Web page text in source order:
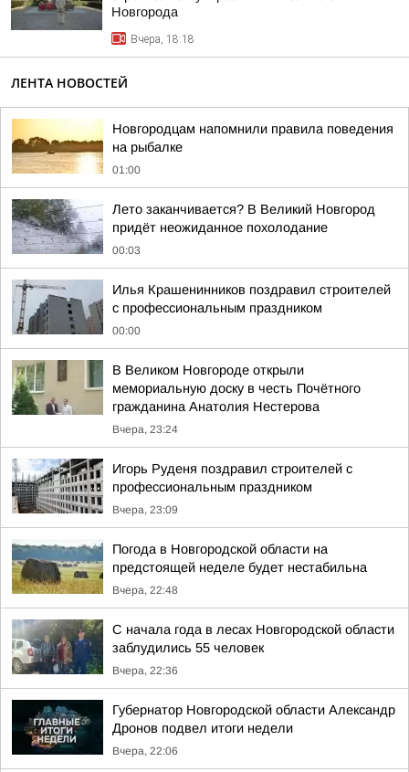
Новгорода
Вчера, 18:18
ЛЕНТА НОВОСТЕЙ
Новгородцам напомнили правила поведения
на рыбалке
01:00
Лето заканчивается? В Великий Новгород
придёт неожиданное похолодание
00:03
Илья Крашенинников поздравил строителей
с профессиональным праздником
00:00
В Великом Новгороде открыли
мемориальную доску в честь Почётного
гражданина Анатолия Нестерова
Вчера, 23:24
Игорь Руденя поздравил строителей с
профессиональным праздником
Вчера, 23:09
Погода в Новгородской области на
предстоящей неделе будет нестабильна
Вчера, 22:48
С начала года в лесах Новгородской области
заблудились 55 человек
Вчера, 22:36
Губернатор Новгородской области Александр
Дронов подвел итоги недели
Вчера, 22:06